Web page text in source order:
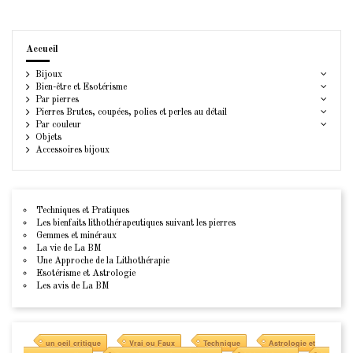
Accueil
Bijoux
Bien-être et Esotérisme
Par pierres
Pierres Brutes, coupées, polies et perles au détail
Par couleur
Objets
Accessoires bijoux
Techniques et Pratiques
Les bienfaits lithothérapeutiques suivant les pierres
Gemmes et minéraux
La vie de La BM
Une Approche de la Lithothérapie
Esotérisme et Astrologie
Les avis de La BM
un oeil critique Vrai ou Faux Technique
Astrologie et